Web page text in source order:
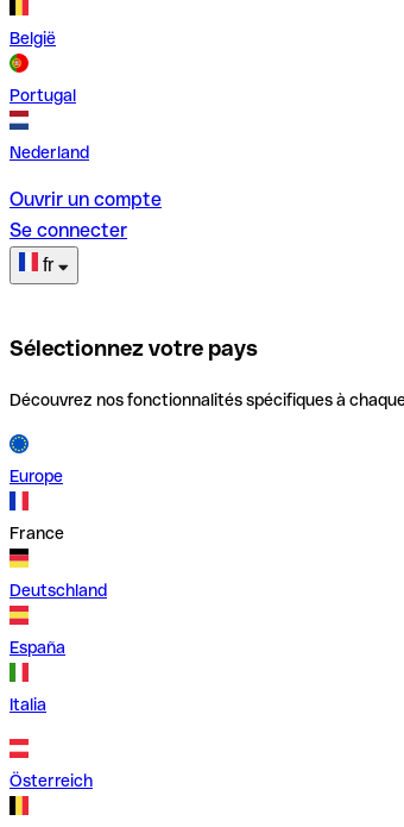
België
Portugal
Nederland
Ouvrir un compte
Se connecter
fr
Sélectionnez votre pays
Découvrez nos fonctionnalités spécifiques à
Europe
France
Deutschland
España
Italia
Österreich